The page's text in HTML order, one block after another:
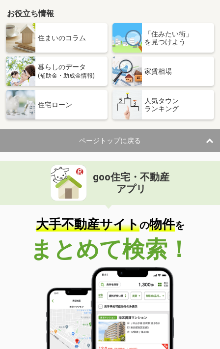
千葉県松戸市和名ケ谷
価 格
2,340万円
千葉県松戸市和名ケ谷
建物面積 77.66m²
土地面積
109.79m²
千葉県松戸市上本郷
4,380万円
住 所
千葉県松戸市上本郷
建物面積 108.26m²
土地面積 123.6m²
千葉県我孫子市我孫子３
価 格
2,480万円
住 所
千葉県我孫子市我孫子３
建物面積 98.01m²
土地面積
126.15m²
千葉県千葉市花見川区天戸町
価 格
2,080万円
千葉県千葉市花見川区天戸町
131m²
土地面積 140.63m²
千葉県千葉市稲毛区萩台町
価 格
3,980万円
住 所
千葉県千葉市稲毛区萩台町
お役立ち情報
住まいのコラム
「住みたい街」
を見つけよう
暮らしのデータ
(補助金・助成金情報)
家賃相場
住宅ローン
人気タウン
ランキング
ページトップに戻る
goo住宅・不動産
アプリ
大手不動産サイトの物件を
まとめて検索！